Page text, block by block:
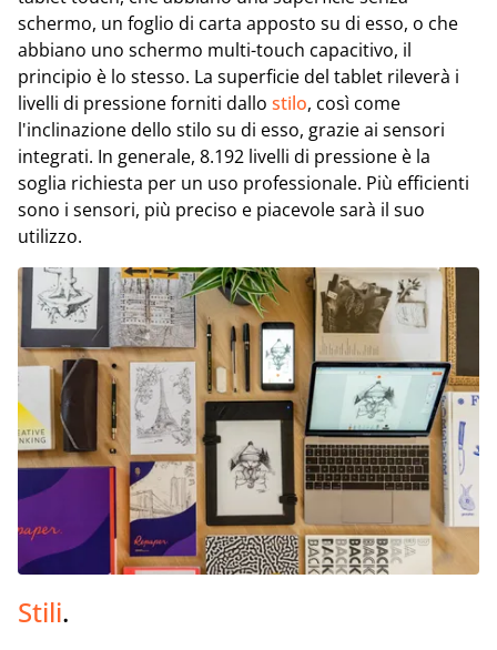
schermo, un foglio di carta apposto su di esso, o che
abbiano uno schermo multi-touch capacitivo, il
principio è lo stesso. La superficie del tablet rileverà i
livelli di pressione forniti dallo stilo, così come
l'inclinazione dello stilo su di esso, grazie ai sensori
integrati. In generale, 8.192 livelli di pressione è la
soglia richiesta per un uso professionale. Più efficienti
sono i sensori, più preciso e piacevole sarà il suo
utilizzo.
Stili.